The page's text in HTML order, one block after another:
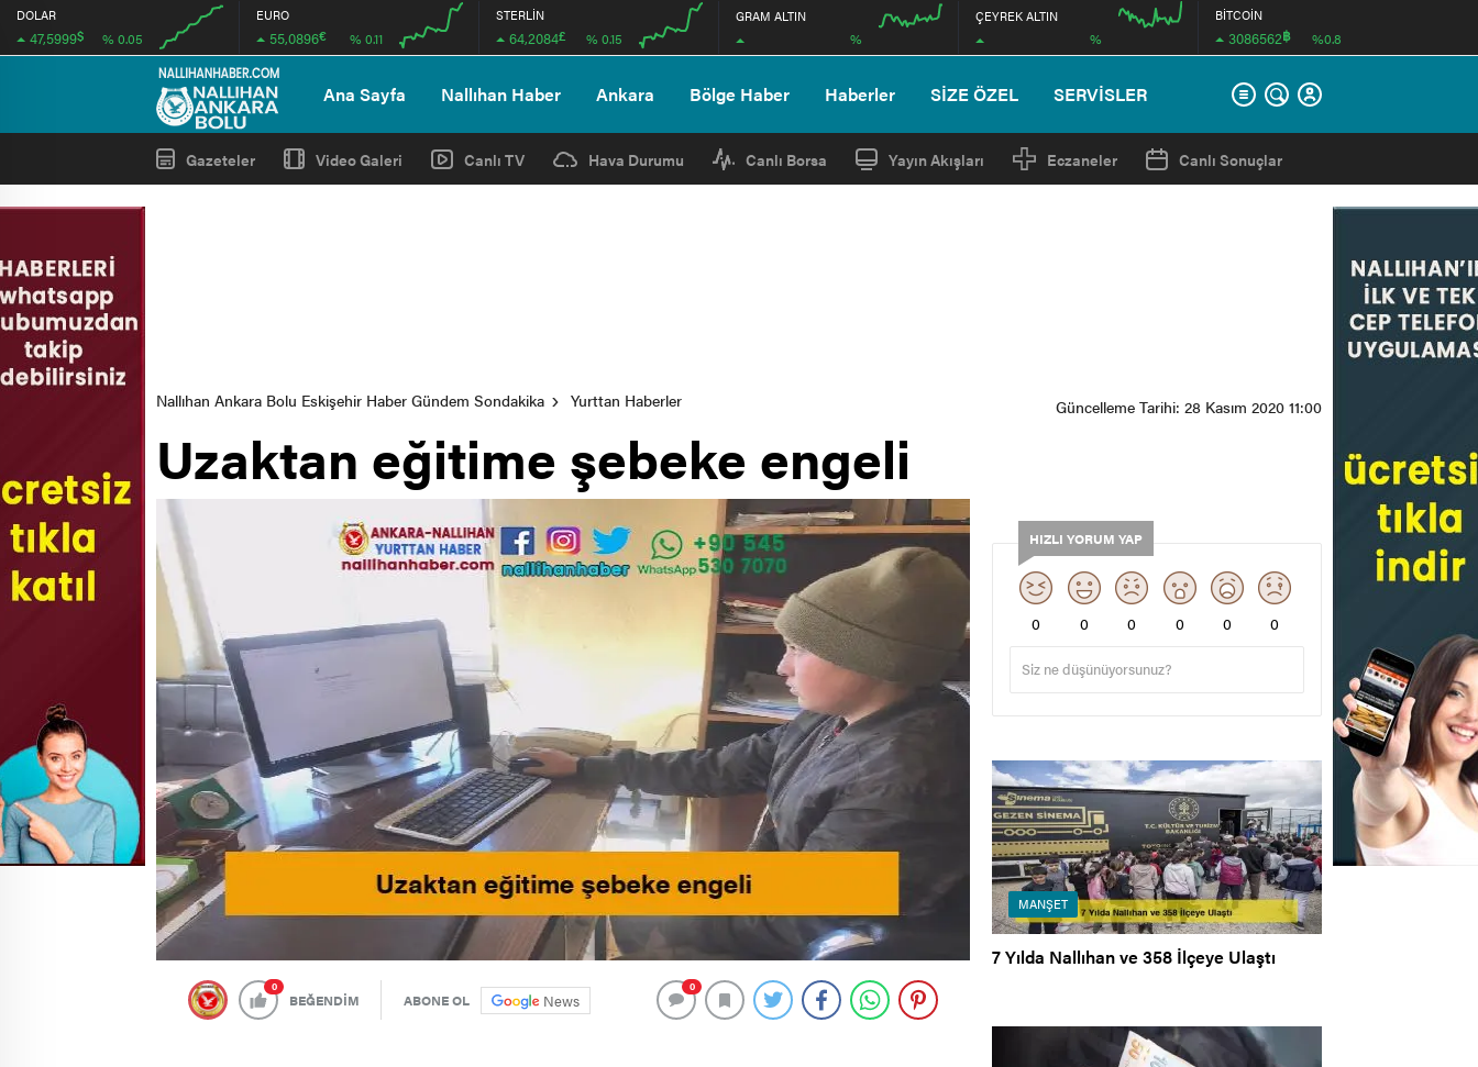
DOLAR
47,5999$ % 0.05
00:00 00:00
EURO
55,0896€ % 0.11
STERLİN
64,2084£ % 0.15
GRAM ALTIN
%
ÇEYREK ALTIN
%
BİTCOİN
3086562฿ %0.8
Ana Sayfa Nallıhan Haber Ankara Bölge Haber Haberler SİZE ÖZEL SERVİSLER
Gazeteler Video Galeri Canlı TV Hava Durumu Canlı Borsa Yayın Akışları Eczaneler Canlı Sonuçlar
Nallıhan Ankara Bolu Eskişehir Haber Gündem Sondakika Yurttan Haberler Güncelleme Tarihi: 28 Kasım 2020 11:00
Uzaktan eğitime şebeke engeli
0
BEĞENDİM ABONE OL News
0
HIZLI YORUM YAP
0 0 0 0 0 0
MANŞET
7 Yılda Nallıhan ve 358 İlçeye Ulaştı